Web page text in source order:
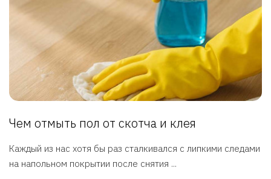
Чем отмыть пол от скотча и клея
Каждый из нас хотя бы раз сталкивался с липкими следами
на напольном покрытии после снятия ...